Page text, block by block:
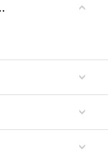
Republiky 1078/1 - PALLADIUM PRAHA